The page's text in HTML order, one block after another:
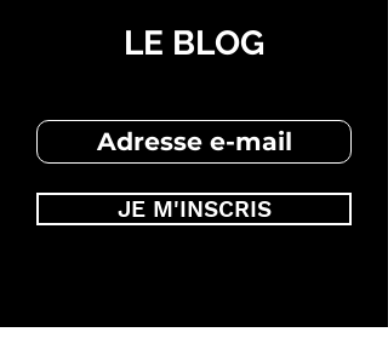
LE BLOG
JE M'INSCRIS